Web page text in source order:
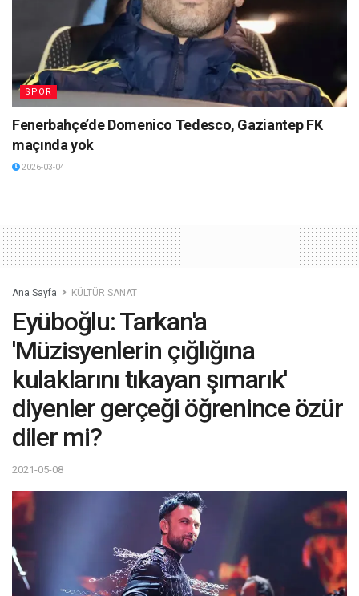
SPOR
Fenerbahçe’de Domenico Tedesco, Gaziantep FK
maçında yok
2026-03-04
Ana Sayfa KÜLTÜR SANAT
Eyüboğlu: Tarkan'a
'Müzisyenlerin çığlığına
kulaklarını tıkayan şımarık'
diyenler gerçeği öğrenince özür
diler mi?
2021-05-08